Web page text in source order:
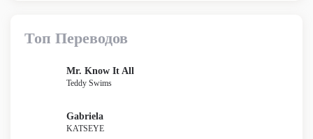
Топ Переводов
Mr. Know It All
Teddy Swims
Gabriela
KATSEYE